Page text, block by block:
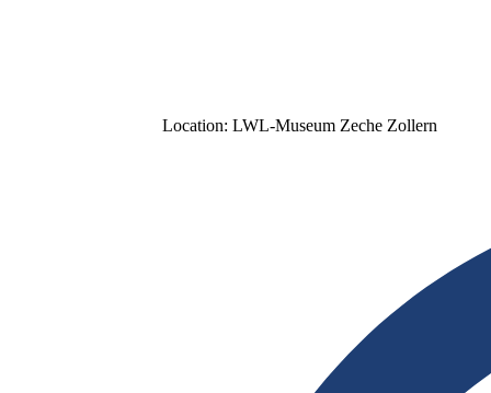
Location: LWL-Museum Zeche Zollern